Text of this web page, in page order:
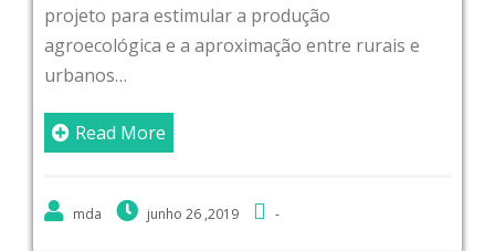
projeto para estimular a produção
agroecológica e a aproximação entre rurais e
urbanos…
Read More
mda junho 26 ,2019 -